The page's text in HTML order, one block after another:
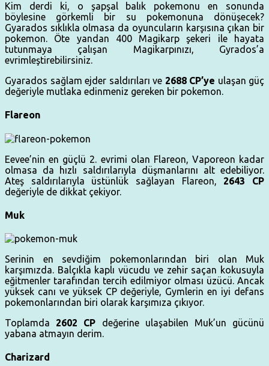
Kim derdi ki, o şapşal balık pokemonu en sonunda
böylesine görkemli bir su pokemonuna dönüşecek?
Gyarados sıklıkla olmasa da oyuncuların karşısına çıkan bir
pokemon. Öte yandan 400 Magikarp şekeri ile hayata
tutunmaya çalışan Magikarpınızı, Gyrados’a
evrimleştirebilirsiniz.
Gyarados sağlam ejder saldırıları ve 2688 CP’ye ulaşan güç
değeriyle mutlaka edinmeniz gereken bir pokemon.
Flareon
Eevee’nin en güçlü 2. evrimi olan Flareon, Vaporeon kadar
olmasa da hızlı saldırılarıyla düşmanlarını alt edebiliyor.
Ateş saldırılarıyla üstünlük sağlayan Flareon, 2643 CP
değeriyle de dikkat çekiyor.
Muk
Serinin en sevdiğim pokemonlarından biri olan Muk
karşımızda. Balçıkla kaplı vücudu ve zehir saçan kokusuyla
eğitmenler tarafından tercih edilmiyor olması üzücü. Ancak
yüksek canı ve yüksek CP değeriyle, Gymlerin en iyi defans
pokemonlarından biri olarak karşımıza çıkıyor.
Toplamda 2602 CP değerine ulaşabilen Muk’un gücünü
yabana atmayın derim.
Charizard